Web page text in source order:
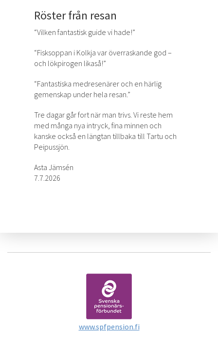
Röster från resan
“Vilken fantastisk guide vi hade!”
“Fisksoppan i Kolkja var överraskande god –
och lökpirogen likaså!”
“Fantastiska medresenärer och en härlig
gemenskap under hela resan.”
Tre dagar går fort när man trivs. Vi reste hem
med många nya intryck, fina minnen och
kanske också en längtan tillbaka till Tartu och
Peipussjön.
Asta Jämsén
7.7.2026
www.spfpension.fi